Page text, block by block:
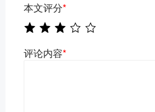
本文评分*
评论内容*